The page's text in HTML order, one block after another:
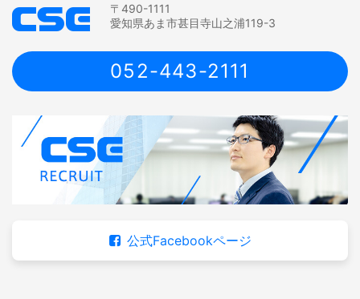
〒490-1111
愛知県あま市甚目寺山之浦119-3
052-443-2111
公式Facebookページ